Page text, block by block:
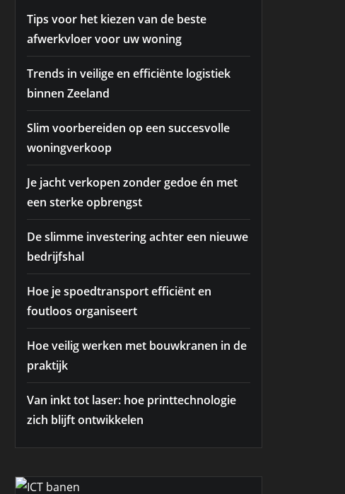
Tips voor het kiezen van de beste
afwerkvloer voor uw woning
Trends in veilige en efficiënte logistiek
binnen Zeeland
Slim voorbereiden op een succesvolle
woningverkoop
Je jacht verkopen zonder gedoe én met
een sterke opbrengst
De slimme investering achter een nieuwe
bedrijfshal
Hoe je spoedtransport efficiënt en
foutloos organiseert
Hoe veilig werken met bouwkranen in de
praktijk
Van inkt tot laser: hoe printtechnologie
zich blijft ontwikkelen